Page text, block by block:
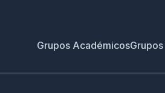
Grupos Académicos